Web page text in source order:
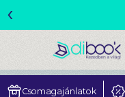
‹
Csomagajánlatok